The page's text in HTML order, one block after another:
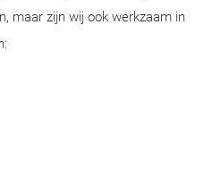
maar zijn wij ook werkzaam in